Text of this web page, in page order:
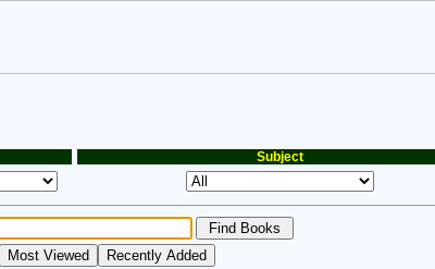
Subject